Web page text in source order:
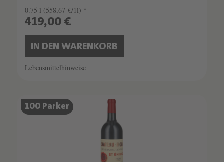
0.75 l (558,67 €/1l) *
419,00 €
IN DEN WARENKORB
Lebensmittelhinweise
SCHATZKAMMER
SEHR LIMITIERT
100 Parker